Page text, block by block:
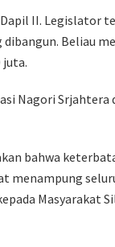
II. Legislator
Beliau
juta.
Nagori Srjahtera
bahwa
menampung
Masyarakat